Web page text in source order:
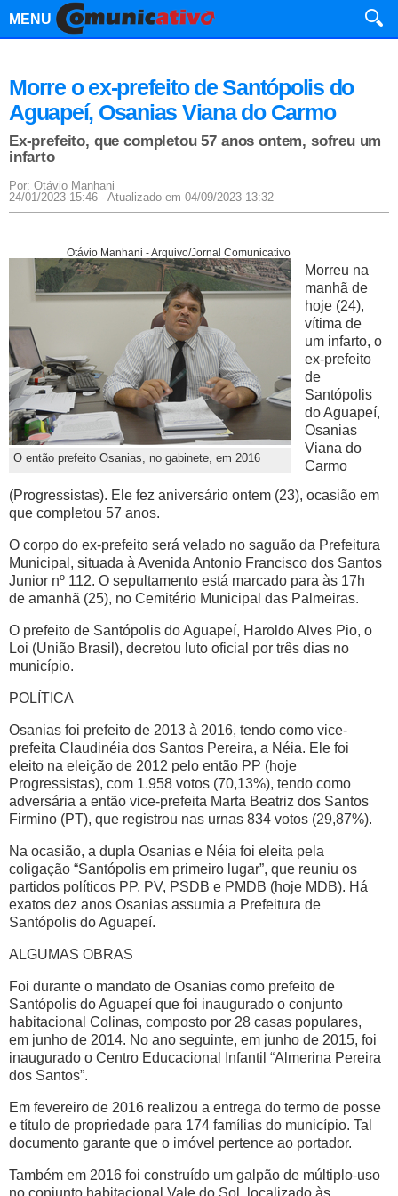
MENU
Morre o ex-prefeito de Santópolis do
Aguapeí, Osanias Viana do Carmo
Ex-prefeito, que completou 57 anos ontem, sofreu um
infarto
Por: Otávio Manhani
24/01/2023 15:46 - Atualizado em 04/09/2023 13:32
Otávio Manhani - Arquivo/Jornal Comunicativo
O então prefeito Osanias, no gabinete, em 2016
Morreu na
manhã de
hoje (24),
vítima de
um infarto, o
ex-prefeito
de
Santópolis
do Aguapeí,
Osanias
Viana do
Carmo
(Progressistas). Ele fez aniversário ontem (23), ocasião em
que completou 57 anos.
O corpo do ex-prefeito será velado no saguão da Prefeitura
Municipal, situada à Avenida Antonio Francisco dos Santos
Junior nº 112. O sepultamento está marcado para às 17h
de amanhã (25), no Cemitério Municipal das Palmeiras.
O prefeito de Santópolis do Aguapeí, Haroldo Alves Pio, o
Loi (União Brasil), decretou luto oficial por três dias no
município.
POLÍTICA
Osanias foi prefeito de 2013 à 2016, tendo como vice-
prefeita Claudinéia dos Santos Pereira, a Néia. Ele foi
eleito na eleição de 2012 pelo então PP (hoje
Progressistas), com 1.958 votos (70,13%), tendo como
adversária a então vice-prefeita Marta Beatriz dos Santos
Firmino (PT), que registrou nas urnas 834 votos (29,87%).
Na ocasião, a dupla Osanias e Néia foi eleita pela
coligação “Santópolis em primeiro lugar”, que reuniu os
partidos políticos PP, PV, PSDB e PMDB (hoje MDB). Há
exatos dez anos Osanias assumia a Prefeitura de
Santópolis do Aguapeí.
ALGUMAS OBRAS
Foi durante o mandato de Osanias como prefeito de
Santópolis do Aguapeí que foi inaugurado o conjunto
habitacional Colinas, composto por 28 casas populares,
em junho de 2014. No ano seguinte, em junho de 2015, foi
inaugurado o Centro Educacional Infantil “Almerina Pereira
dos Santos”.
Em fevereiro de 2016 realizou a entrega do termo de posse
e título de propriedade para 174 famílias do município. Tal
documento garante que o imóvel pertence ao portador.
Também em 2016 foi construído um galpão de múltiplo-uso
no conjunto habitacional Vale do Sol, localizado às